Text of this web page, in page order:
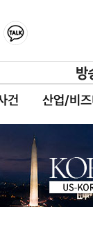
건 산업/비